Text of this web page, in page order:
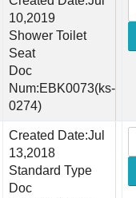
10,2019
Shower Toilet
Seat
Doc
Num:EBK0073(ks-
0274)
Created Date:Jul
13,2018
Standard Type
Doc